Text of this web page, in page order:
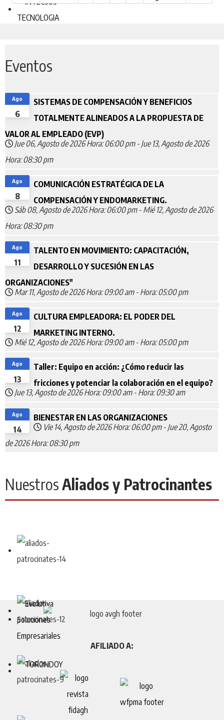
Eventos
6
Ago
SISTEMAS DE COMPENSACIÓN Y BENEFICIOS
TOTALMENTE ALINEADOS A LA PROPUESTA DE
VALOR AL EMPLEADO (EVP)
Jue 06, Agosto de 2026 Hora: 06:00 pm - Jue 13, Agosto de 2026
Hora: 08:30 pm
8
Ago
COMUNICACIÓN ESTRATÉGICA DE LA
COMPENSACIÓN Y ENDOMARKETING.
Sáb 08, Agosto de 2026 Hora: 06:00 pm - Mié 12, Agosto de 2026
Hora: 08:30 pm
11
Ago
TALENTO EN MOVIMIENTO: CAPACITACIÓN,
DESARROLLO Y SUCESIÓN EN LAS
ORGANIZACIONES"
Mar 11, Agosto de 2026 Hora: 09:00 am - Hora: 05:00 pm
12
Ago
CULTURA EMPLEADORA: EL PODER DEL
MARKETING INTERNO.
Mié 12, Agosto de 2026 Hora: 09:00 am - Hora: 05:00 pm
13
Ago
Taller: Equipo en acción: ¿Cómo reducir las
fricciones y potenciar la colaboración en el equipo?
Jue 13, Agosto de 2026 Hora: 09:00 am - Hora: 09:30 am
14
Ago
BIENESTAR EN LAS ORGANIZACIONES
Vie 14, Agosto de 2026Hora: 06:00 pm - Jue 20, Agosto
de 2026 Hora: 08:30 pm
NuestrosAliados y Patrocinantes
AFILIADO A: